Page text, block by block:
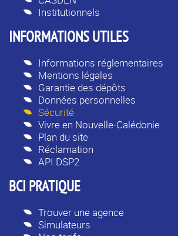
Institutionnels
INFORMATIONS UTILES
Informations réglementaires
Mentions légales
Garantie des dépôts
Données personnelles
Sécurité
Vivre en Nouvelle-Calédonie
Plan du site
Réclamation
API DSP2
BCI PRATIQUE
Trouver une agence
Simulateurs